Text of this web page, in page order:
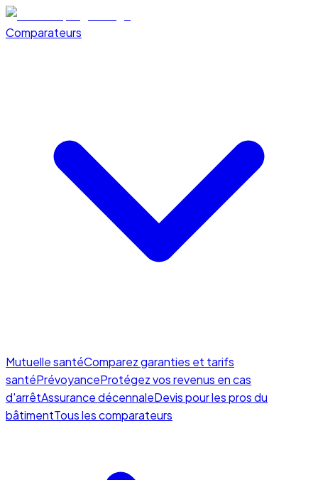
Comparateurs
Mutuelle santéComparez garanties et tarifs
santéPrévoyanceProtégez vos revenus en cas
d'arrêtAssurance décennaleDevis pour les pros du
bâtimentTous les comparateurs